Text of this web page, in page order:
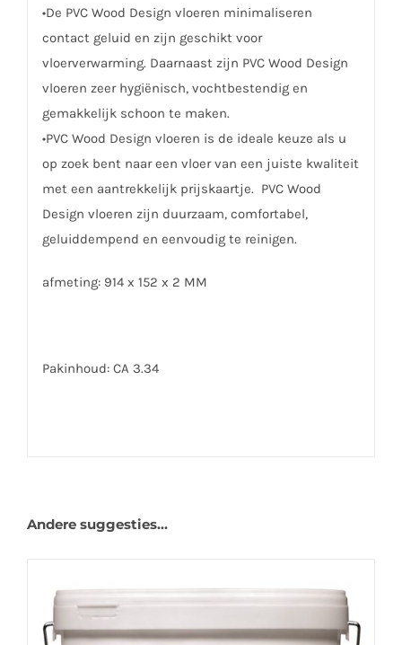
•De PVC Wood Design vloeren minimaliseren
contact geluid en zijn geschikt voor
vloerverwarming. Daarnaast zijn PVC Wood Design
vloeren zeer hygiënisch, vochtbestendig en
gemakkelijk schoon te maken.
•PVC Wood Design vloeren is de ideale keuze als u
op zoek bent naar een vloer van een juiste kwaliteit
met een aantrekkelijk prijskaartje. PVC Wood
Design vloeren zijn duurzaam, comfortabel,
geluiddempend en eenvoudig te reinigen.
afmeting: 914 x 152 x 2 MM
Pakinhoud: CA 3.34
Andere suggesties…